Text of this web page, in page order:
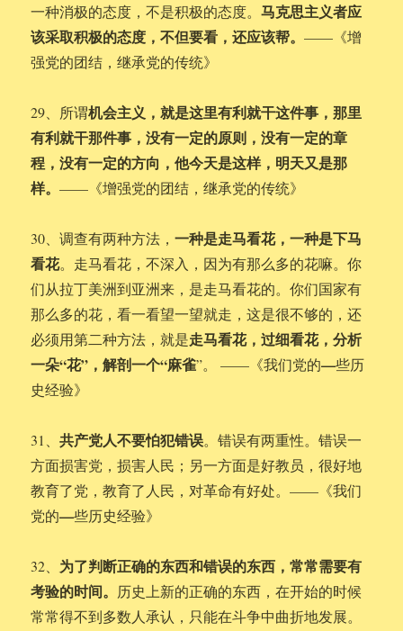
一种消极的态度，不是积极的态度。马克思主义者应
该采取积极的态度，不但要看，还应该帮。——《增
强党的团结，继承党的传统》
29、所谓机会主义，就是这里有利就干这件事，那里
有利就干那件事，没有一定的原则，没有一定的章
程，没有一定的方向，他今天是这样，明天又是那
样。——《增强党的团结，继承党的传统》
30、调查有两种方法，一种是走马看花，一种是下马
看花。走马看花，不深入，因为有那么多的花嘛。你
们从拉丁美洲到亚洲来，是走马看花的。你们国家有
那么多的花，看一看望一望就走，这是很不够的，还
必须用第二种方法，就是走马看花，过细看花，分析
一朵“花”，解剖一个“麻雀”。 ——《我们党的—些历
史经验》
31、共产党人不要怕犯错误。错误有两重性。错误一
方面损害党，损害人民；另一方面是好教员，很好地
教育了党，教育了人民，对革命有好处。——《我们
党的—些历史经验》
32、 为了判断正确的东西和错误的东西，常常需要有
考验的时间。 历史上新的正确的东西，在开始的时候
常常得不到多数人承认，只能在斗争中曲折地发展。